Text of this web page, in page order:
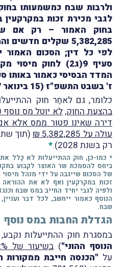
ולרבות שבח כמשמעותו
לגבי מכירת זכות
בחוק האמור – רק אם
5,382,285 שקלים חדשים
לפי כל דין; הסכום האמור
סעיף 9(ג2) לחוק
המדד הבסיסי כאמור באותו
ז' בשבט התשפ"ז (15 בינואר 2027)."
כלומר, גם לאחַר חוק
בהצעת החוק,לא יוטל מס
דירה שאינו פטוּר ממס אלא
עולה על 5,382,285 ₪
(תוך
רק בשנת 2028).
*
* כמו-כן, חוק ההתייעלות לא כָּלל
ביחס להסמכת שר האוצר לקבוע
של הסכום שייגבה על ידי מנהל
זכות במקרקעין ואף לא את
ולפיה לגבי יחיד החייב במס שבח
הנוסף כאמור ייחשב, לכל דבר
שבח.
הגדלת החבות במס נוסף
במסגרת חוק ההתייעלות
הנוסף ההוני") בשיעור של 2% נוספים
על "הכנסה חייבת ממקורות